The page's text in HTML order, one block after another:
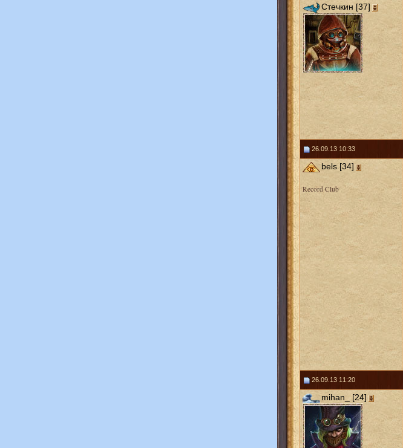
Стечкин [37]
26.09.13 10:33
bels [34]
Record Club
26.09.13 11:20
mihan_ [24]